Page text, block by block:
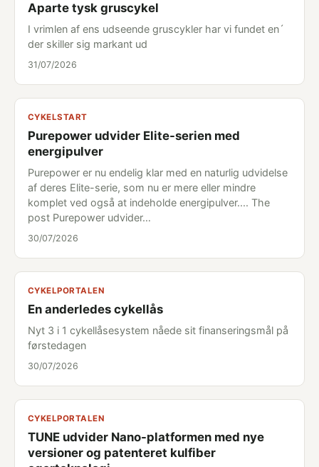
Aparte tysk gruscykel
I vrimlen af ens udseende gruscykler har vi fundet en´
der skiller sig markant ud
31/07/2026
CYKELSTART
Purepower udvider Elite-serien med
energipulver
Purepower er nu endelig klar med en naturlig udvidelse
af deres Elite-serie, som nu er mere eller mindre
komplet ved også at indeholde energipulver.... The
post Purepower udvider…
30/07/2026
CYKELPORTALEN
En anderledes cykellås
Nyt 3 i 1 cykellåsesystem nåede sit finanseringsmål på
førstedagen
30/07/2026
CYKELPORTALEN
TUNE udvider Nano-platformen med nye
versioner og patenteret kulfiber